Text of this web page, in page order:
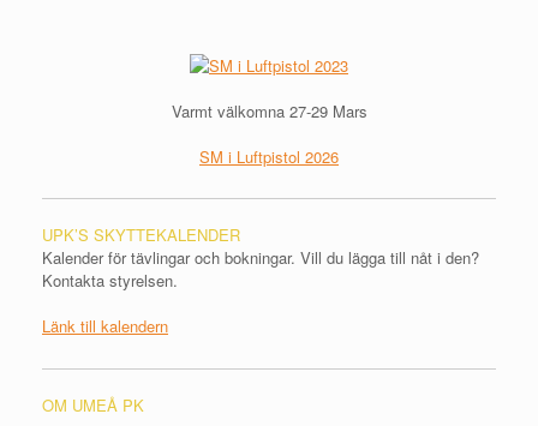
Varmt välkomna 27-29 Mars
SM i Luftpistol 2026
UPK’S SKYTTEKALENDER
Kalender för tävlingar och bokningar. Vill du lägga till nåt i den?
Kontakta styrelsen.
Länk till kalendern
OM UMEÅ PK